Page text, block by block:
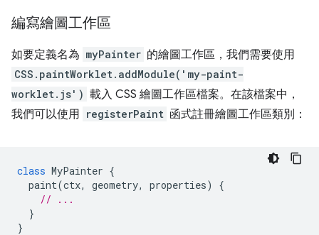
編寫繪圖工作區
如要定義名為 myPainter 的繪圖工作區，我們需要使用
CSS.paintWorklet.addModule('my-paint-
worklet.js') 載入 CSS 繪圖工作區檔案。在該檔案中，
我們可以使用 registerPaint 函式註冊繪圖工作區類別：
class MyPainter {
paint(ctx, geometry, properties)
{
// ...
}
}